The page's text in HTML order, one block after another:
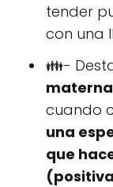
tender
con una
👪-
cuando
una
que